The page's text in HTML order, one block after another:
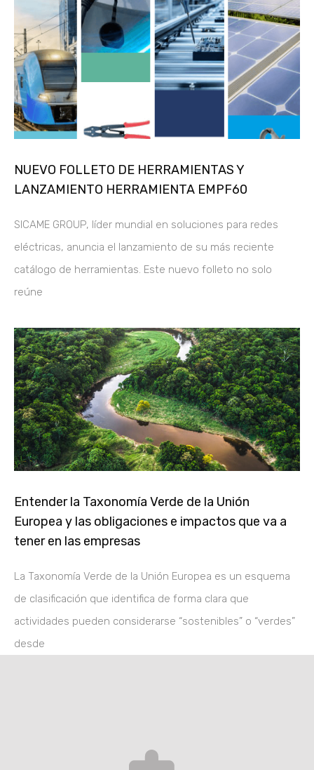
NUEVO FOLLETO DE HERRAMIENTAS Y
LANZAMIENTO HERRAMIENTA EMPF60
SICAME GROUP, líder mundial en soluciones para redes
eléctricas, anuncia el lanzamiento de su más reciente
catálogo de herramientas. Este nuevo folleto no solo
reúne
Entender la Taxonomía Verde de la Unión
Europea y las obligaciones e impactos que va a
tener en las empresas
La Taxonomía Verde de la Unión Europea es un esquema
de clasificación que identifica de forma clara que
actividades pueden considerarse “sostenibles” o “verdes”
desde